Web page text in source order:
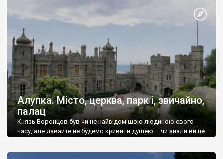
Алупка. Місто, церква, парк і, звичайно,
палац
Князь Воронцов був чи не найвідомішою людиною свого
часу, але давайте не будемо кривити душею – чи знали ви це